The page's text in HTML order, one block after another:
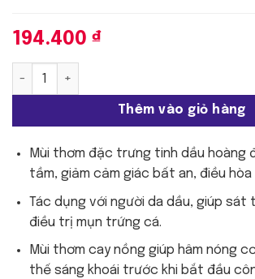
194.400 ₫
Morning Star - Gỗ tuyết tùng | 200 que
Thêm vào giỏ hàng
Mùi thơm đặc trưng tinh dầu hoàng
tầm, giảm cảm giác bất an, điều hòa
Tác dụng với người da dầu, giúp sát
điều trị mụn trứng cá.
Mùi thơm cay nồng giúp hâm nóng
thế sáng khoái trước khi bắt đầu